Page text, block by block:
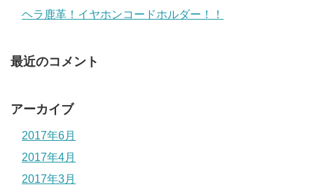
ヘラ鹿革！イヤホンコードホルダー！！
最近のコメント
アーカイブ
2017年6月
2017年4月
2017年3月